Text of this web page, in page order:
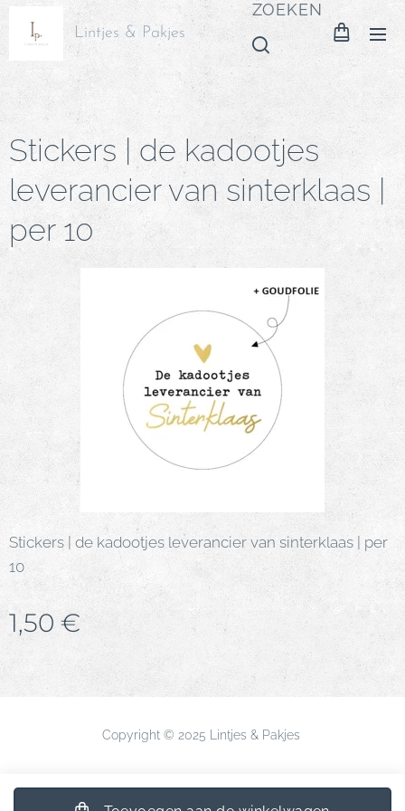
Lintjes & Pakjes
ZOEKEN
Stickers | de kadootjes
leverancier van sinterklaas |
per 10
Stickers | de kadootjes leverancier van sinterklaas | per
10
1,50 €
Copyright © 2025 Lintjes & Pakjes